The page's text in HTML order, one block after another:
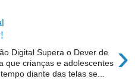
›
Digital Supera o Dever de
que crianças e adolescentes
diante das telas se...